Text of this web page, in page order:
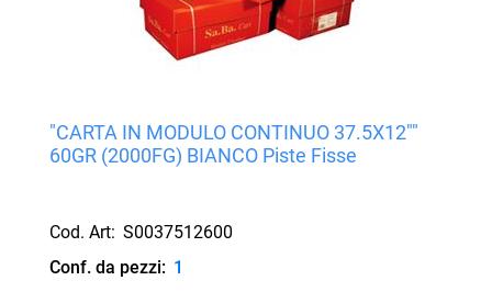
"CARTA IN MODULO CONTINUO 37.5X12""
60GR (2000FG) BIANCO Piste Fisse
Cod. Art: S0037512600
Conf. da pezzi: 1